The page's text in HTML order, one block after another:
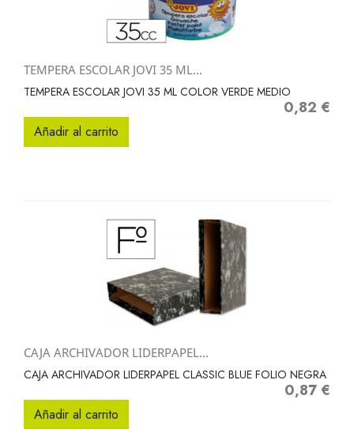
TEMPERA ESCOLAR JOVI 35 ML...
TEMPERA ESCOLAR JOVI 35 ML COLOR VERDE MEDIO
Precio
0,82 €
Añadir al carrito
CAJA ARCHIVADOR LIDERPAPEL...
CAJA ARCHIVADOR LIDERPAPEL CLASSIC BLUE FOLIO NEGRA
Precio
0,87 €
Añadir al carrito